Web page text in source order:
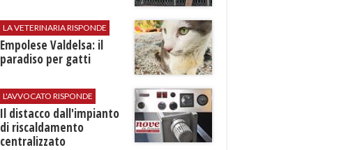
LA VETERINARIA RISPONDE
Empolese Valdelsa: il
paradiso per gatti
L'AVVOCATO RISPONDE
Il distacco dall'impianto
di riscaldamento
centralizzato